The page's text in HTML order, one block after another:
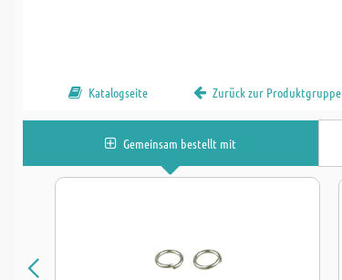
Katalogseite Zurück zur Produktgruppe
Gemeinsam bestellt mit